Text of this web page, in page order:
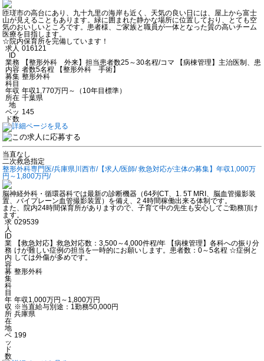
匝瑳市の高台にあり、九十九里の海岸も近く、天気の良い日には、屋上から富士
山が見えることもあります。緑に囲まれた静かな場所に位置しており、とても空
気のおいしいところです。患者様、ご家族と職員が一体となった質の高いチーム
医療を目指します。
☆院内保育所を完備しています！
求人
ID
016121
業務
内容
【整形外科 外来】担当患者数25～30名程/コマ 【病棟管理】主治医制、患
者数5名程 【整形外科 手術】
募集
科目
整形外科
年収 年収1,770万円～（10年目標準）
所在
地
千葉県
ベッ
ド数
145
当直なし
二次救急指定
整形外科専門医/兵庫県川西市/【求人/医師/ 救急対応が主体の募集】年収1,000万
円～1,800万円/
脳神経外科・循環器科では最新の診断機器（64列CT、1. 5T MRI、脳血管撮影装
置、バイプレーン血管撮影装置）を備え、2 4時間稼働出来る体制です。
また、院内24時間保育所がありますので、子育て中の先生も安心してご勤務頂け
ます。
求
人
ID
029539
業
務
内
容
【救急対応】救急対応数：3,500～4,000件程/年 【病棟管理】各科への振り分
けが難しい症例の担当を一時的にお願いします。患者数：0～5名程 ☆症例と
しては外傷が多めです。
募
集
科
目
整形外科
年
収
年収1,000万円～1,800万円
※当直給与別途：1勤務50,000円
所
在
地
兵庫県
ベ
ッ
ド
数
199